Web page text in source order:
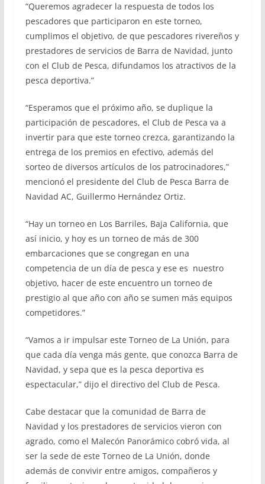
“Queremos agradecer la respuesta de todos los
pescadores que participaron en este torneo,
cumplimos el objetivo, de que pescadores rivereños y
prestadores de servicios de Barra de Navidad, junto
con el Club de Pesca, difundamos los atractivos de la
pesca deportiva.”
“Esperamos que el próximo año, se duplique la
participación de pescadores, el Club de Pesca va a
invertir para que este torneo crezca, garantizando la
entrega de los premios en efectivo, además del
sorteo de diversos artículos de los patrocinadores,”
mencionó el presidente del Club de Pesca Barra de
Navidad AC, Guillermo Hernández Ortiz.
“Hay un torneo en Los Barriles, Baja California, que
así inicio, y hoy es un torneo de más de 300
embarcaciones que se congregan en una
competencia de un día de pesca y ese es nuestro
objetivo, hacer de este encuentro un torneo de
prestigio al que año con año se sumen más equipos
competidores.”
“Vamos a ir impulsar este Torneo de La Unión, para
que cada día venga más gente, que conozca Barra de
Navidad, y sepa que es la pesca deportiva es
espectacular,” dijo el directivo del Club de Pesca.
Cabe destacar que la comunidad de Barra de
Navidad y los prestadores de servicios vieron con
agrado, como el Malecón Panorámico cobró vida, al
ser la sede de este Torneo de La Unión, donde
además de convivir entre amigos, compañeros y